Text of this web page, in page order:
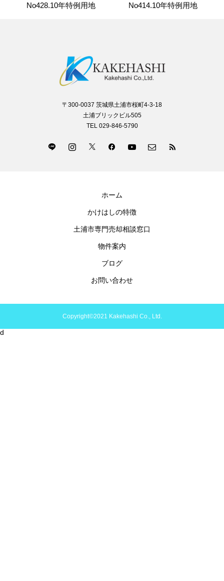
No428.10年特例用地 No414.10年特例用地
〒300-0037 茨城県土浦市桜町4-3-18
土浦ブリックビル505
TEL 029-846-5790
ホーム
かけはしの特徴
土浦市専門売却相談窓口
物件案内
ブログ
お問い合わせ
Copyright©2021 Kakehashi Co., Ltd.
d